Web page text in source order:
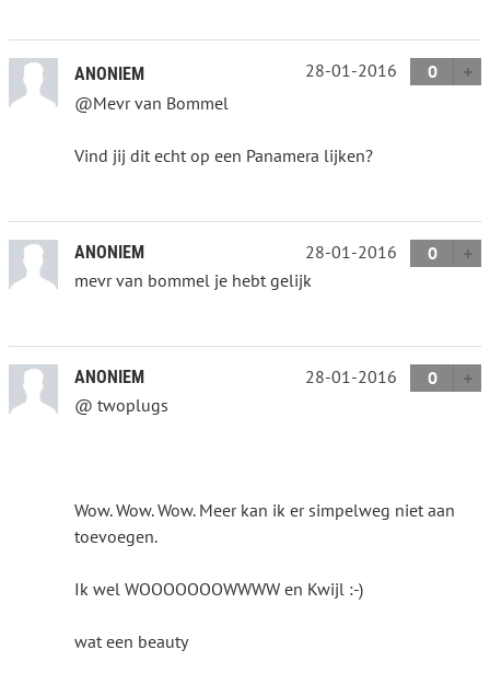
ANONIEM 28-01-2016
0
@Mevr van Bommel
Vind jij dit echt op een Panamera lijken?
ANONIEM 28-01-2016
0
mevr van bommel je hebt gelijk
ANONIEM 28-01-2016
0
@ twoplugs
Wow. Wow. Wow. Meer kan ik er simpelweg niet aan
toevoegen.
Ik wel WOOOOOOOWWWW en Kwijl :-)
wat een beauty